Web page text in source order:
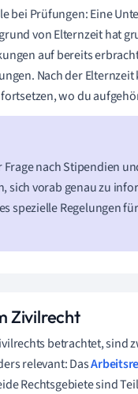
bei Prüfungen: Eine
von Elternzeit hat
auf bereits
Nach der Elternzeit
wo du
Frage nach Stipendien
sich vorab genau zu
spezielle Regelungen
Zivilrecht
betrachtet, sind
relevant: Das
Rechtsgebiete sind